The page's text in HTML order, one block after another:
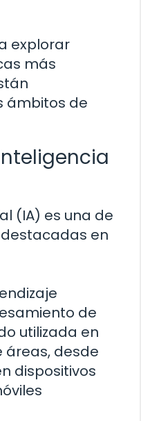
explorar
más
ámbitos de
(IA) es una de
en
de
utilizada en
desde
dispositivos